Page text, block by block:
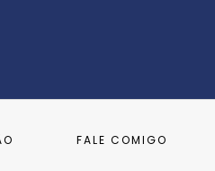
FALE COMIGO